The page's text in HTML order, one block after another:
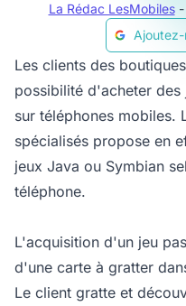
La Rédac LesMobiles
Les clients des
possibilité d'acheter
sur téléphones mobiles.
spécialisés propose en
jeux Java ou Symbian
téléphone.
L'acquisition d'un jeu
d'une carte à gratter
Le client gratte et